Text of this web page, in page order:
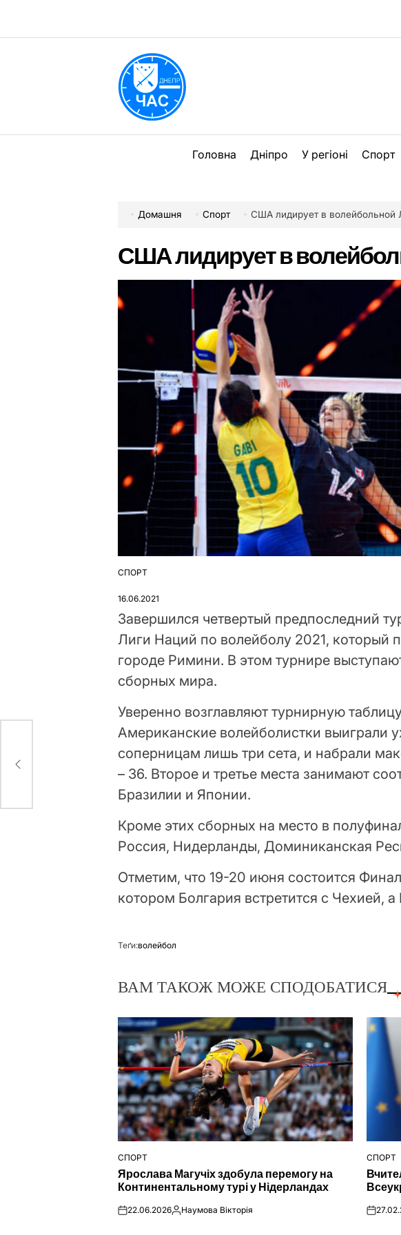
вмісту
Головна Дніпро У регіоні Спорт
Домашня Спорт США лидирует в волейбольной
США лидирует в
ОПУБЛІКУВАТИ
СПОРТ
16.06.2021
Завершился четвертый предпоследний
Лиги Наций по волейболу 2021, который
городе Римини. В этом турнире
сборных мира.
Уверенно возглавляют турнирную
Американские волейболистки выиграли
соперницам лишь три сета, и набрали
– 36. Второе и третье места занимают
Бразилии и Японии.
Кроме этих сборных на место в
Россия, Нидерланды, Доминиканская
Отметим, что 19-20 июня состоится
котором Болгария встретится с Чехией,
Теґи:волейбол
ВАМ ТАКОЖ МОЖЕ СПОДОБАТИСЯ
ОПУБЛІКУВАТИ
У
СПОРТ
Ярослава Магучіх здобула перемогу на
Континентальному турі у Нідерландах
on22.06.2026Опубліковано
Наумова Вікторія
У
СПОРТ
on